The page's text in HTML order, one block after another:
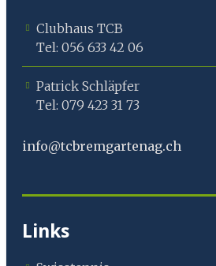
Clubhaus TCB
Tel: 056 633 42 06
Patrick Schläpfer
Tel: 079 423 31 73
info@tcbremgartenag.ch
Links